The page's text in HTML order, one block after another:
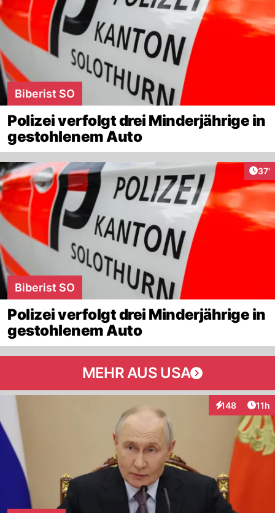
Biberist SO
Polizei verfolgt drei Minderjährige in
gestohlenem Auto
37'
Biberist SO
Polizei verfolgt drei Minderjährige in
gestohlenem Auto
MEHR AUS USA
148
Interaktionen
11h